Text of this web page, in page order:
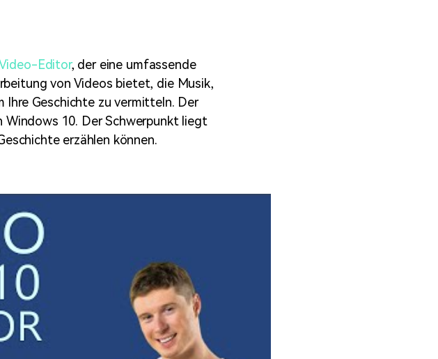
Editor, der eine umfassende
von Videos bietet, die Musik,
Ihre Geschichte zu vermitteln. Der
10. Der Schwerpunkt liegt
erzählen können.